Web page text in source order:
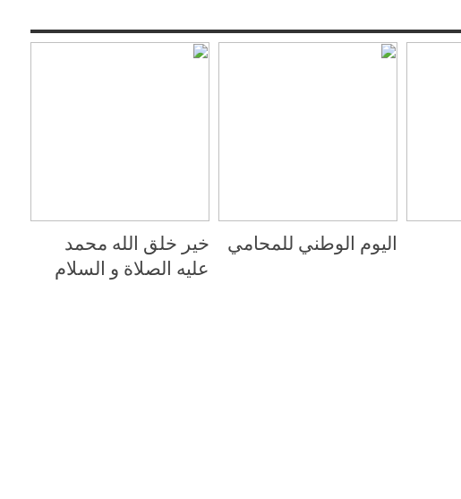
اليوم الوطني للمحامي
خير خلق الله محمد
عليه الصلاة و السلام